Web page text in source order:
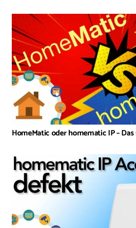
HomeMatic oder homematic IP –